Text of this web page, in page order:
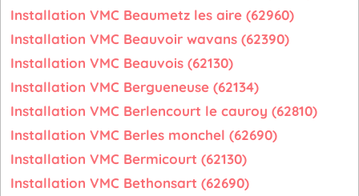
Installation VMC Beaumetz les aire (62960)
Installation VMC Beauvoir wavans (62390)
Installation VMC Beauvois (62130)
Installation VMC Bergueneuse (62134)
Installation VMC Berlencourt le cauroy (62810)
Installation VMC Berles monchel (62690)
Installation VMC Bermicourt (62130)
Installation VMC Bethonsart (62690)